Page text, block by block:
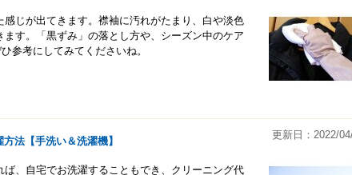
じが出てきます。襟袖に汚れがたまり、白や淡色
す。「黒ずみ」の落とし方や、シーズン中のケア
参考にしてみてくださいね。
法【手洗い＆洗濯機】
更新日：2022/
、自宅でお洗濯することもでき、クリーニング代